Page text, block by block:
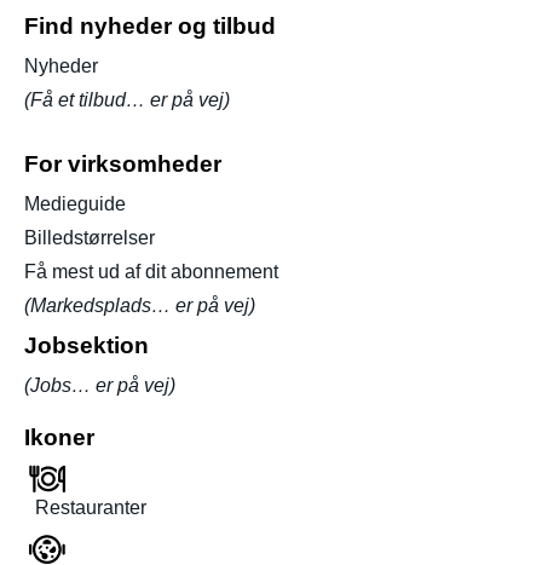
Find nyheder og tilbud
Nyheder
(Få et tilbud… er på vej)
For virksomheder
Medieguide
Billedstørrelser
Få mest ud af dit abonnement
(Markedsplads… er på vej)
Jobsektion
(Jobs… er på vej)
Ikoner
Restauranter